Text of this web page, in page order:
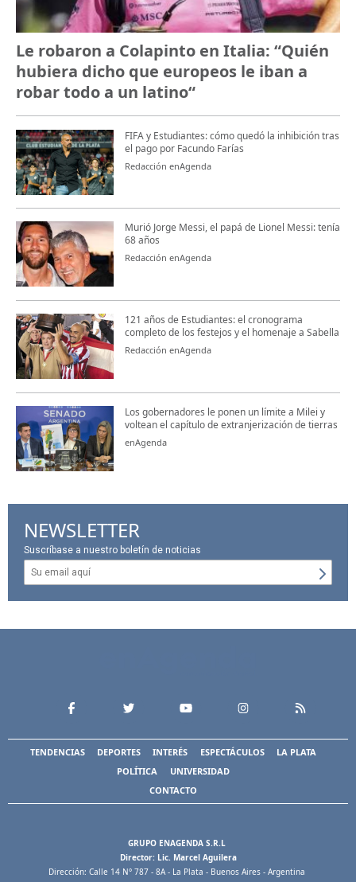
Le robaron a Colapinto en Italia: “Quién
hubiera dicho que europeos le iban a
robar todo a un latino“
FIFA y Estudiantes: cómo quedó la inhibición tras
el pago por Facundo Farías
Redacción enAgenda
Murió Jorge Messi, el papá de Lionel Messi: tenía
68 años
Redacción enAgenda
121 años de Estudiantes: el cronograma
completo de los festejos y el homenaje a Sabella
Redacción enAgenda
Los gobernadores le ponen un límite a Milei y
voltean el capítulo de extranjerización de tierras
enAgenda
NEWSLETTER
Suscríbase a nuestro boletín de noticias
TENDENCIAS DEPORTES INTERÉS ESPECTÁCULOS
LA PLATA
POLÍTICA
UNIVERSIDAD
CONTACTO
GRUPO ENAGENDA S.R.L
Director: Lic. Marcel Aguilera
Dirección: Calle 14 N° 787 - 8A - La Plata - Buenos Aires - Argentina